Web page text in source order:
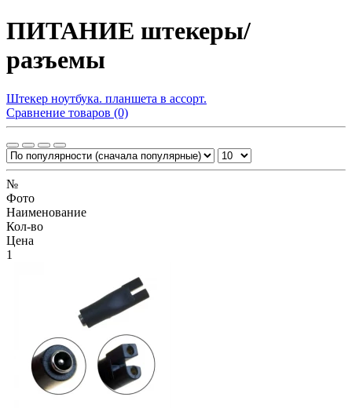
ПИТАНИЕ штекеры/
разъемы
Штекер ноутбука. планшета в ассорт.
Сравнение товаров (0)
№
Фото
Наименование
Кол-во
Цена
1